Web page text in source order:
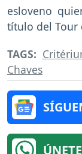
esloveno
título del Tour
TAGS:
Chaves